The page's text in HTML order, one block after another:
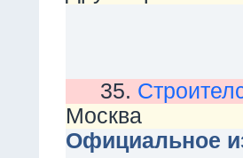
35.
Москва
Официальное